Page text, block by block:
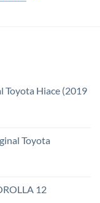
Toyota Hiace (2019
Toyota
12